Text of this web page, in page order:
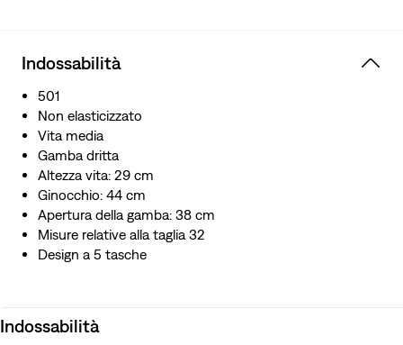
questi jeans 501® 1954, allo scopo di contribuire a
raccontare la storia dei 501® e la loro evoluzione nel corso
dei decenni.
L’unico modello 501® con cerniera al posto della patta
con bottoni, originariamente lanciati sul mercato come
“501® Z”
Questi jeans conservano la rinomata silhouette, i rivetti e
il denim resistente ma flessibile\, amato dagli indossatori
di lunga data
Abbiamo collaborato con una manifattura artigianale
giapponese per ricreare meticolosamente il denim con
Due tasche posteriori con rivetti nascosti
Indossabilità
501
Non elasticizzato
Vita media
Gamba dritta
Altezza vita: 29 cm
Ginocchio: 44 cm
Apertura della gamba: 38 cm
Misure relative alla taglia 32
Design a 5 tasche
Indossabilità